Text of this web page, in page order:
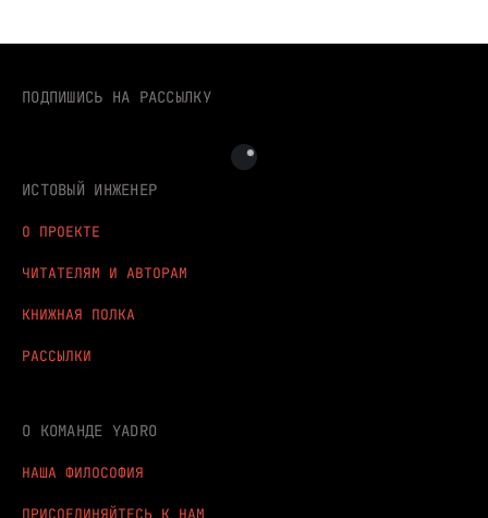
ИСТОВЫЙ ИНЖЕНЕР
О ПРОЕКТЕ
ЧИТАТЕЛЯМ И АВТОРАМ
КНИЖНАЯ ПОЛКА
РАССЫЛКИ
О КОМАНДЕ YADRO
НАША ФИЛОСОФИЯ
ПРИСОЕДИНЯЙТЕСЬ К НАМ
ПОДПИШИСЬ НА РАССЫЛКУ